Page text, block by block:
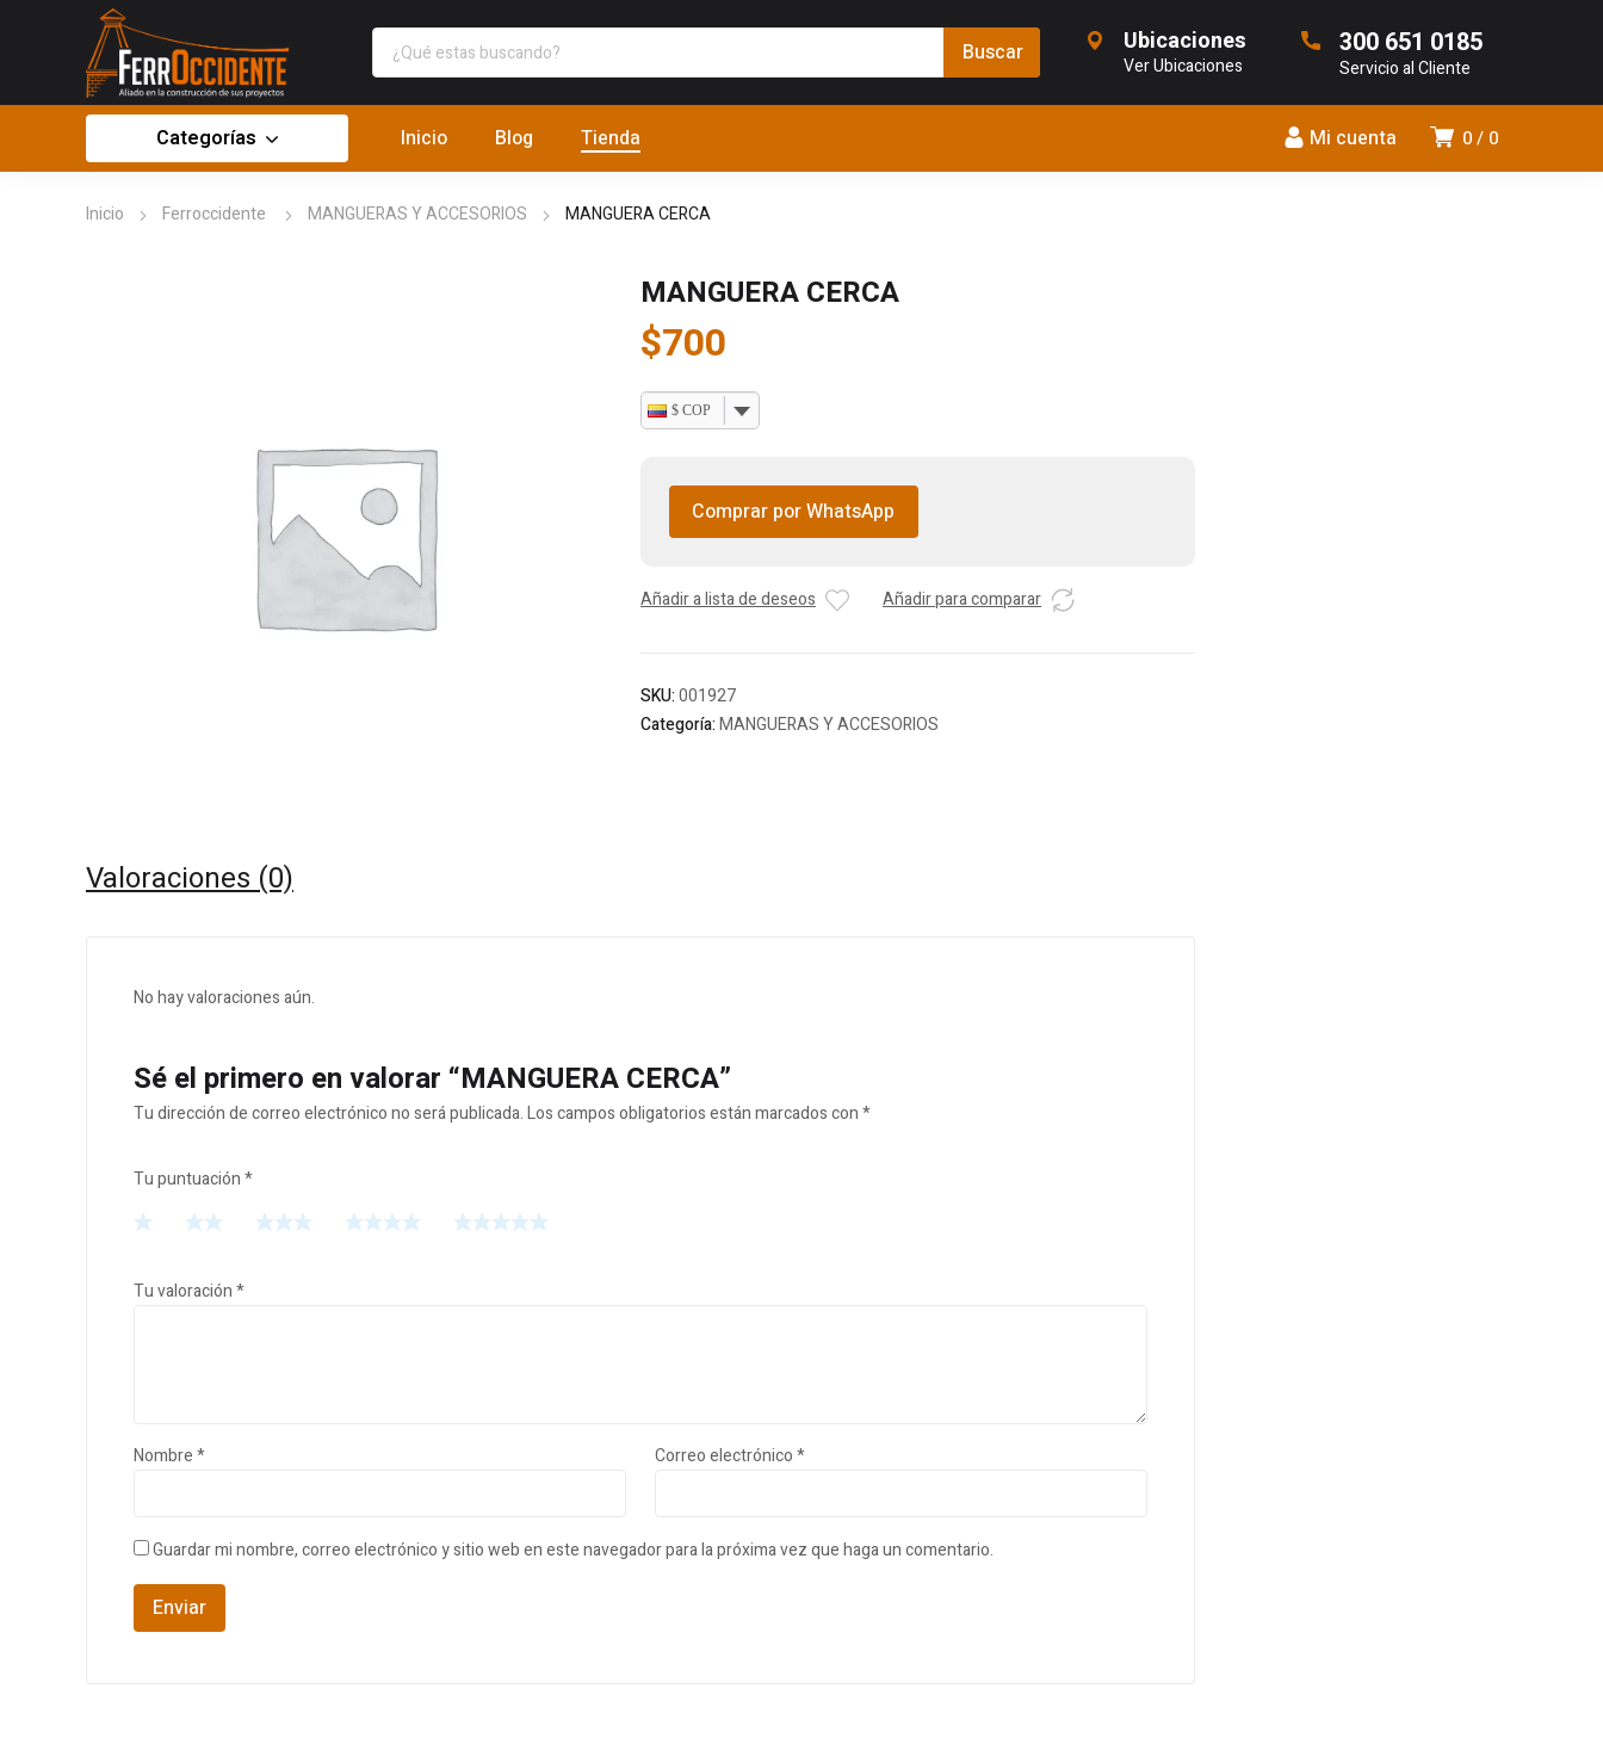
Ubicaciones
Ver Ubicaciones
300 651 0185
Servicio al Cliente
0 0
Mi cuenta
Categorías Inicio Blog Tienda
Inicio Ferroccidente MANGUERAS Y ACCESORIOS MANGUERA CERCA
MANGUERA CERCA
$700
$ COP
Comprar por WhatsApp
Añadir a lista de deseos Añadir para comparar
SKU:001927
Categoría:MANGUERAS Y ACCESORIOS
Valoraciones (0)
No hay valoraciones aún.
Sé el primero en valorar “MANGUERA CERCA”
Tu dirección de correo electrónico no será publicada.Los campos obligatorios están marcados con*
Tu puntuación*
Tu valoración*
Nombre* Correo electrónico*
Guardar mi nombre, correo electrónico y sitio web en este navegador para la próxima vez que haga un comentario.